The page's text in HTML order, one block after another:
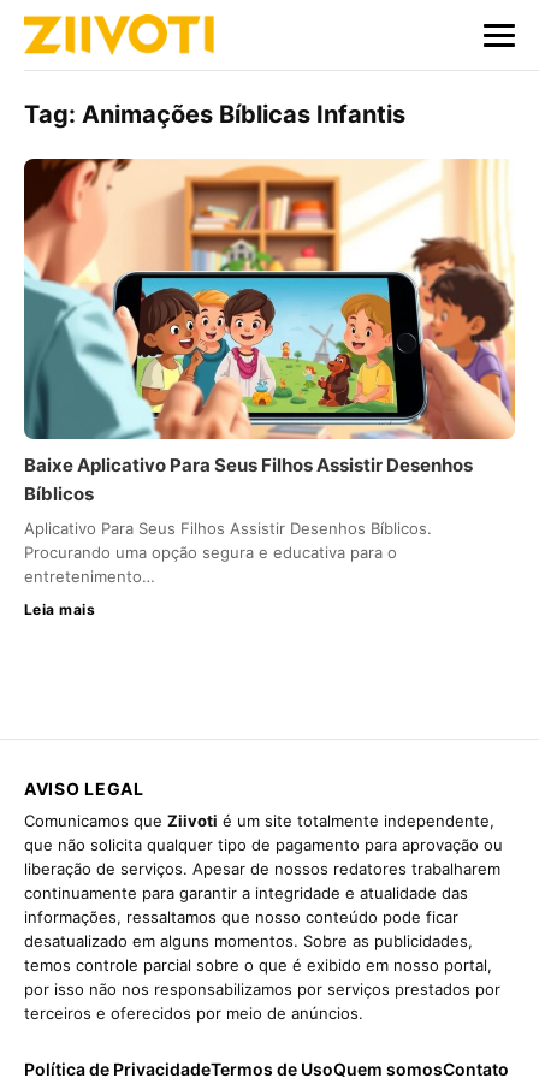
Tag: Animações Bíblicas Infantis
Baixe Aplicativo Para Seus Filhos Assistir Desenhos
Bíblicos
Aplicativo Para Seus Filhos Assistir Desenhos Bíblicos.
Procurando uma opção segura e educativa para o
entretenimento…
Leia mais
AVISO LEGAL
Comunicamos que Ziivoti é um site totalmente independente,
que não solicita qualquer tipo de pagamento para aprovação ou
liberação de serviços. Apesar de nossos redatores trabalharem
continuamente para garantir a integridade e atualidade das
informações, ressaltamos que nosso conteúdo pode ficar
desatualizado em alguns momentos. Sobre as publicidades,
temos controle parcial sobre o que é exibido em nosso portal,
por isso não nos responsabilizamos por serviços prestados por
terceiros e oferecidos por meio de anúncios.
Política de PrivacidadeTermos de UsoQuem somosContato